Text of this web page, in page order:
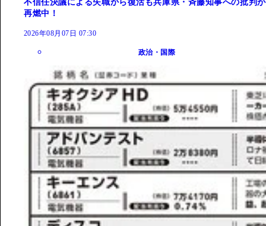
不信任決議による失職から復活も兵庫県・斉藤知事への批判が
再燃中！
2026年08月07日 07:30
政治・国際